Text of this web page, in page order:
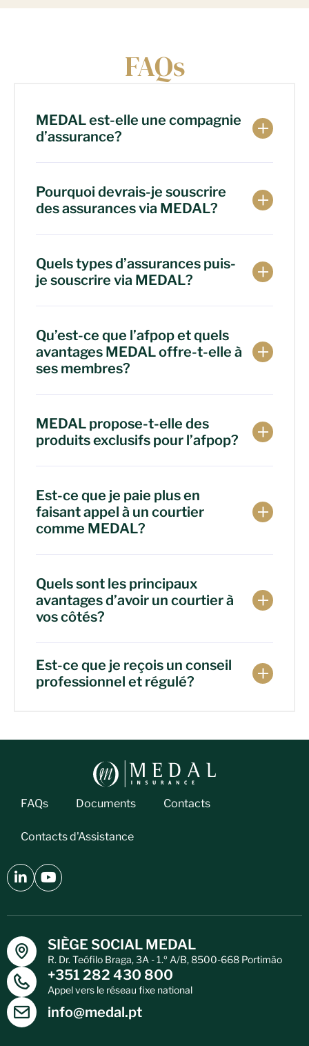
FAQs
MEDAL est-elle une compagnie
d’assurance?
Pourquoi devrais-je souscrire
des assurances via MEDAL?
Quels types d’assurances puis-
je souscrire via MEDAL?
Qu’est-ce que l’afpop et quels
avantages MEDAL offre-t-elle à
ses membres?
MEDAL propose-t-elle des
produits exclusifs pour l’afpop?
Est-ce que je paie plus en
faisant appel à un courtier
comme MEDAL?
Quels sont les principaux
avantages d’avoir un courtier à
vos côtés?
Est-ce que je reçois un conseil
professionnel et régulé?
FAQs Documents Contacts
Contacts d'Assistance
SIÈGE SOCIAL MEDAL
R. Dr. Teófilo Braga, 3A - 1.º A/B, 8500-668 Portimão
+351 282 430 800
Appel vers le réseau fixe national
info@medal.pt